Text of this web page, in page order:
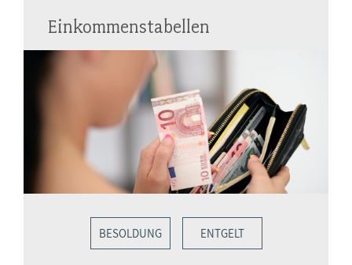
Einkommenstabellen
BESOLDUNG ENTGELT